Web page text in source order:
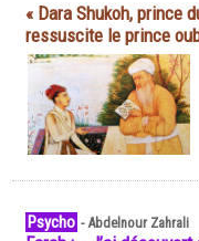
« Dara Shukoh, prince
ressuscite le prince
Psycho -Abdelnour Zahrali